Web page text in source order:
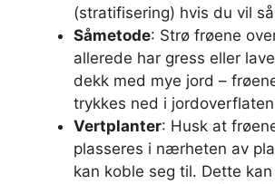
(stratifisering) hvis du vil
Såmetode: Strø frøene
allerede har gress eller
dekk med mye jord –
trykkes ned i
Vertplanter: Husk at
plasseres i nærheten av
kan koble seg til. Dette